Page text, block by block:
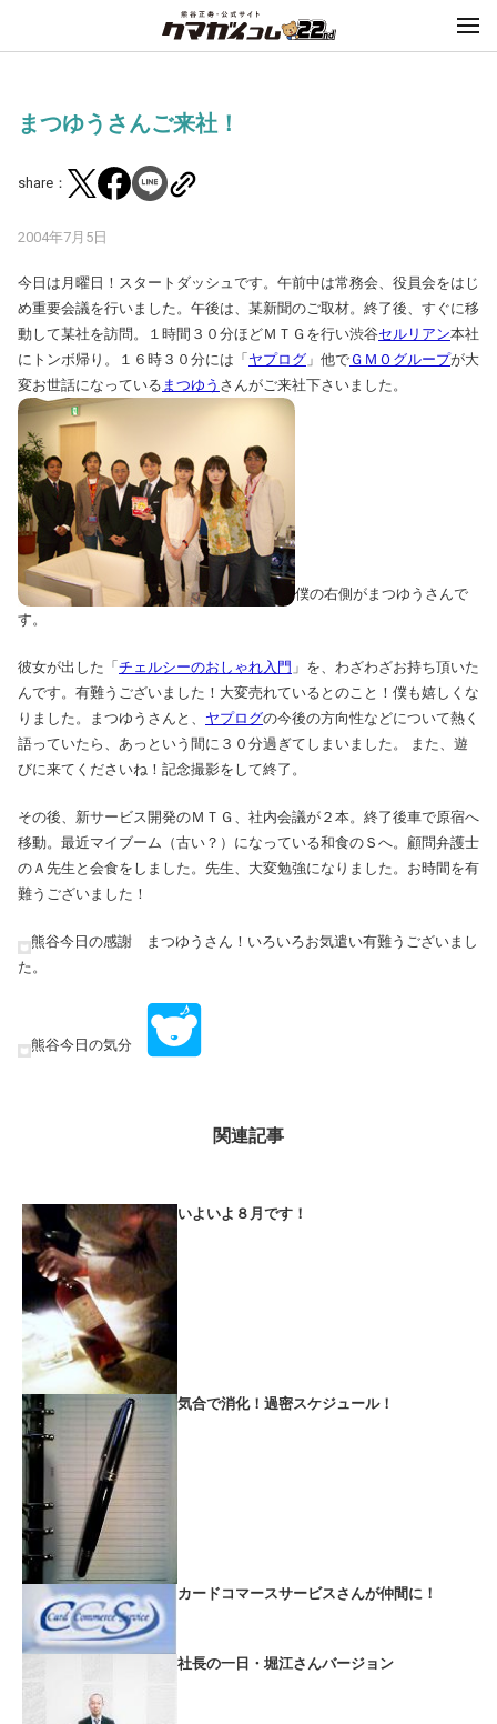
まつゆうさんご来社！
share：
2004年7月5日
今日は月曜日！スタートダッシュです。午前中は常務会、役員会をはじ
め重要会議を行いました。午後は、某新聞のご取材。終了後、すぐに移
動して某社を訪問。１時間３０分ほどＭＴＧを行い渋谷セルリアン本社
にトンボ帰り。１６時３０分には「 ヤプログ 」他で ＧＭＯグループが大
変お世話になっている まつゆう さんがご来社下さいました。
僕の右側がまつゆうさんで
す。
彼女が出した「 チェルシーのおしゃれ入門 」を、わざわざお持ち頂いた
んです。有難うございました！大変売れているとのこと！僕も嬉しくな
りました。まつゆうさんと、 ヤプログの今後の方向性などについて熱く
語っていたら、あっという間に３０分過ぎてしまいました。 また、遊
びに来てくださいね！記念撮影をして終了。
その後、新サービス開発のＭＴＧ、社内会議が２本。終了後車で原宿へ
移動。最近マイブーム（古い？）になっている和食のＳへ。顧問弁護士
のＡ先生と会食をしました。先生、大変勉強になりました。お時間を有
難うございました！
熊谷今日の感謝 まつゆうさん！いろいろお気遣い有難うございまし
た。
熊谷今日の気分
関連記事
いよいよ８月です！
気合で消化！過密スケジュール！
カードコマースサービスさんが仲間に！
社長の一日・堀江さんバージョン